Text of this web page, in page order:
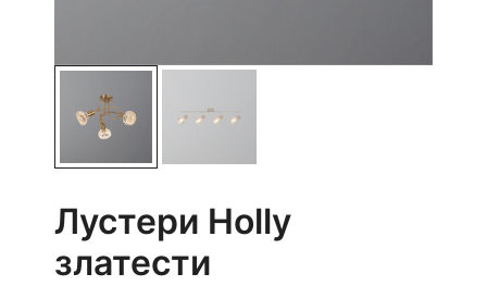
Лустери Holly
златести